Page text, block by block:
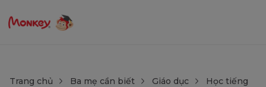
Trang chủ Ba mẹ cần biết Giáo dục
Học tiếng